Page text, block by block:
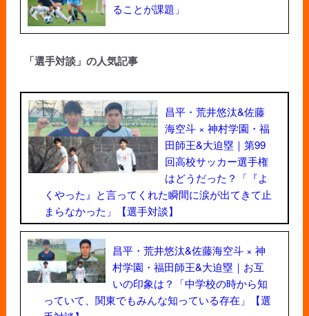
ることが課題」
「選手対談」の人気記事
昌平・荒井悠汰&佐藤
海空斗 × 神村学園・福
田師王&大迫塁｜第99
回高校サッカー選手権
はどうだった？「『よ
くやった』と言ってくれた瞬間に涙が出てきて止
まらなかった」【選手対談】
昌平・荒井悠汰&佐藤海空斗 × 神
村学園・福田師王&大迫塁｜お互
いの印象は？「中学校の時から知
っていて、関東でもみんな知っている存在」【選